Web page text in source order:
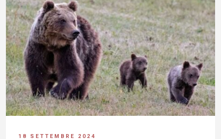
18 SETTEMBRE 2024